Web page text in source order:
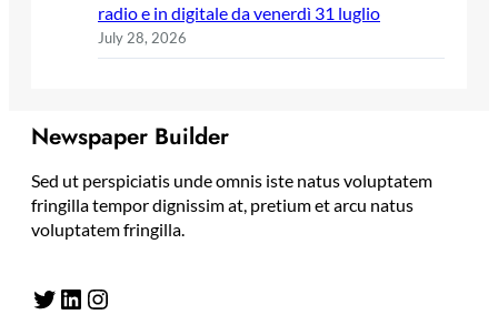
radio e in digitale da venerdì 31 luglio
July 28, 2026
Newspaper Builder
Sed ut perspiciatis unde omnis iste natus voluptatem
fringilla tempor dignissim at, pretium et arcu natus
voluptatem fringilla.
Twitter LinkedIn Instagram